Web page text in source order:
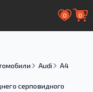
0 0
Audi
A4
серповидного